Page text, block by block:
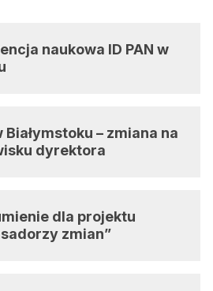
naukowa ID PAN w
Białymstoku – zmiana na
dyrektora
dla projektu
zmian”